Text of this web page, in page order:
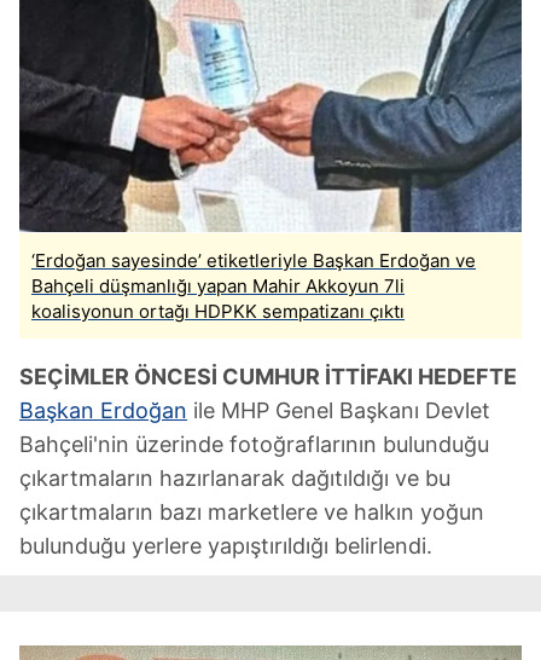
‘Erdoğan sayesinde’ etiketleriyle Başkan Erdoğan ve
Bahçeli düşmanlığı yapan Mahir Akkoyun 7li
koalisyonun ortağı HDPKK sempatizanı çıktı
SEÇİMLER ÖNCESİ CUMHUR İTTİFAKI HEDEFTE
Başkan Erdoğan ile MHP Genel Başkanı Devlet
Bahçeli'nin üzerinde fotoğraflarının bulunduğu
çıkartmaların hazırlanarak dağıtıldığı ve bu
çıkartmaların bazı marketlere ve halkın yoğun
bulunduğu yerlere yapıştırıldığı belirlendi.